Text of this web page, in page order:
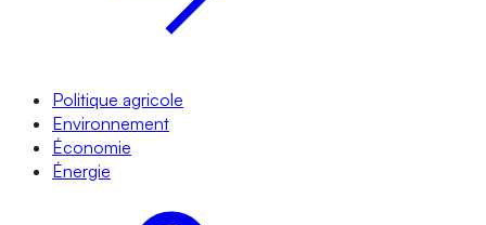
Politique agricole
Environnement
Économie
Énergie